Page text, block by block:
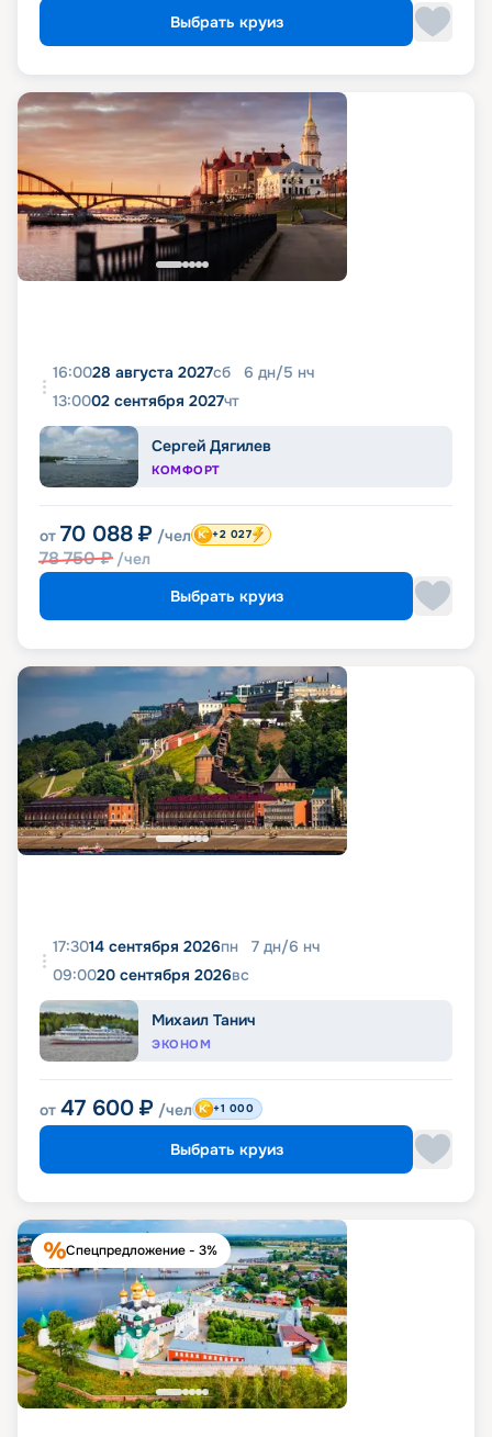
Выбрать круиз
16:0028 августа 2027сб 6 дн/5 нч
13:0002 сентября 2027чт
Сергей Дягилев
КОМФОРТ
от 70 088 ₽ /чел
78 750₽ /чел
+2 027
Выбрать круиз
17:3014 сентября 2026пн 7 дн/6 нч
09:0020 сентября 2026вс
Михаил Танич
ЭКОНОМ
от 47 600 ₽ /чел +1 000
Выбрать круиз
Спецпредложение - 3%